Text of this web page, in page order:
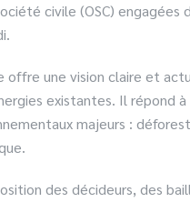
civile (OSC)
une vision claire et
existantes. Il répond
majeurs :
des décideurs, des